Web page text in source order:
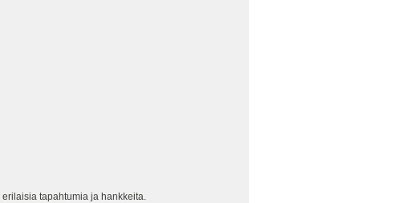
tapahtumia ja hankkeita.